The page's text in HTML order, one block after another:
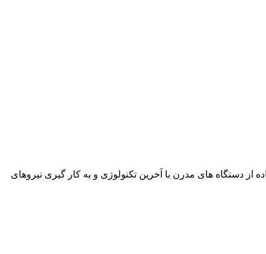
این شرکت با استفاده از دستگاه های مدرن با آخرین تکنولوژی و به کار گیری نیروهای